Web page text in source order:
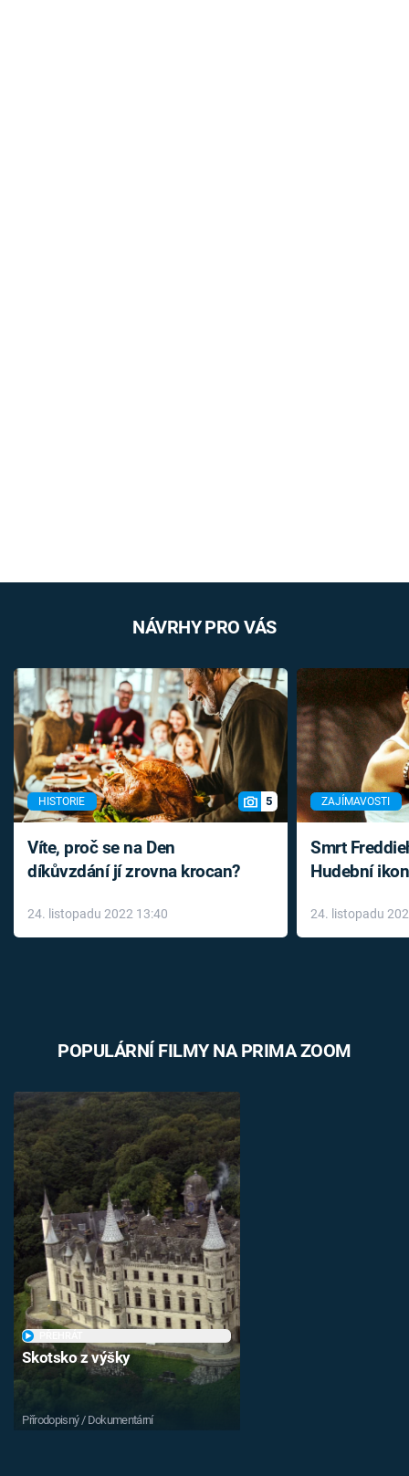
NÁVRHY PRO VÁS
HISTORIE 5
Víte, proč se na Den
díkůvzdání jí zrovna krocan?
24. listopadu 2022 13:40
ZAJÍMAVOSTI
Smrt
Hudební
léky
24. listopadu
POPULÁRNÍ FILMY NA PRIMA ZOOM
Skotsko z výšky
Přírodopisný / Dokumentární